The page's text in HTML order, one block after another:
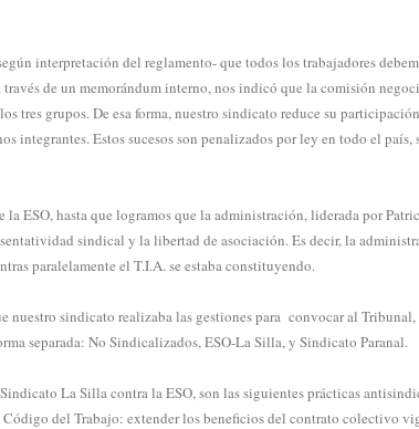
interpretación del reglamento- que todos los trabajadores
de un memorándum interno, nos indicó que la comisión
tres grupos. De esa forma, nuestro sindicato reduce su
integrantes. Estos sucesos son penalizados por ley en todo el país,
ESO, hasta que logramos que la administración, liderada por
sindical y la libertad de asociación. Es decir, la
paralelamente el T.I.A. se estaba constituyendo.
nuestro sindicato realizaba las gestiones para convocar al Tribunal,
separada: No Sindicalizados, ESO-La Silla, y Sindicato Paranal.
La Silla contra la ESO, son las siguientes prácticas
del Trabajo: extender los beneficios del contrato colectivo